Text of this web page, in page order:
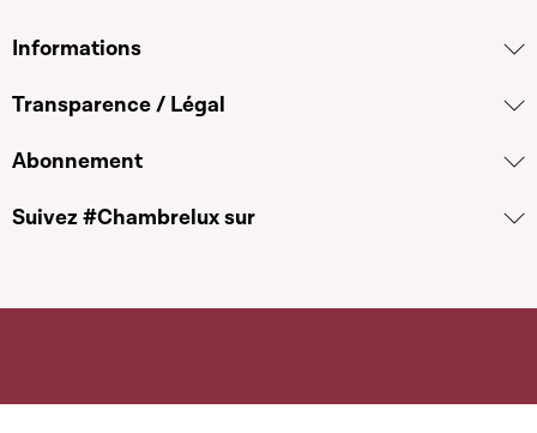
Informations
Transparence / Légal
Abonnement
Suivez #Chambrelux sur